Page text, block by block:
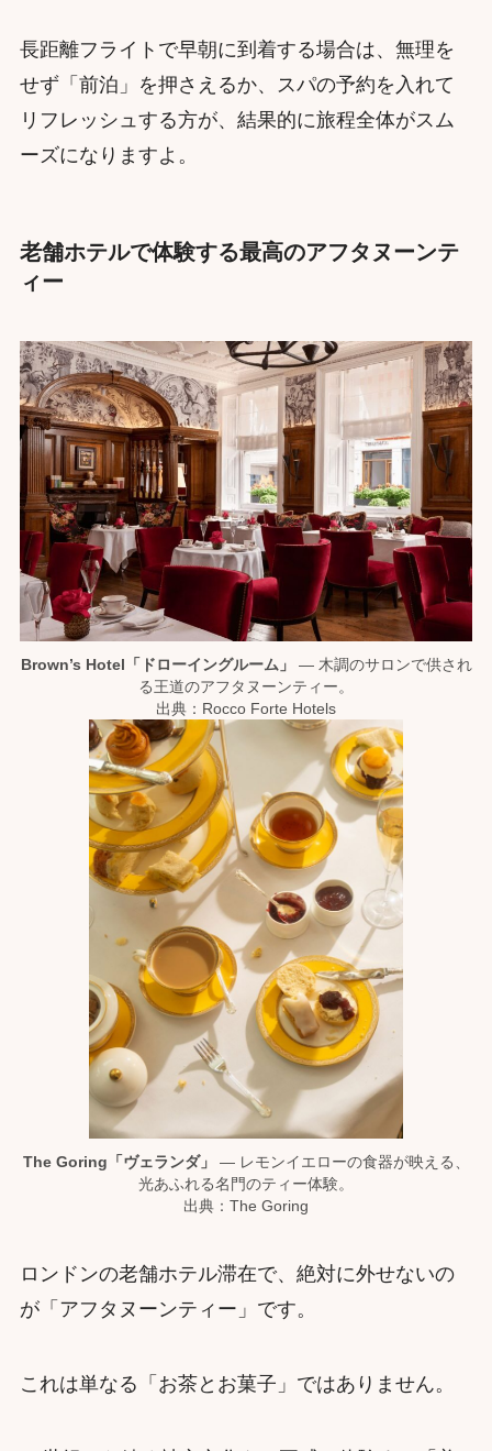
長距離フライトで早朝に到着する場合は、無理を
せず「前泊」を押さえるか、スパの予約を入れて
リフレッシュする方が、結果的に旅程全体がスム
ーズになりますよ。
老舗ホテルで体験する最高のアフタヌーンテ
ィー
Brown’s Hotel「ドローイングルーム」
— 木調のサロンで供され
る王道のアフタヌーンティー。
出典：Rocco Forte Hotels
The Goring「ヴェランダ」
— レモンイエローの食器が映える、
光あふれる名門のティー体験。
出典：The Goring
ロンドンの老舗ホテル滞在で、絶対に外せないの
が「アフタヌーンティー」です。
これは単なる「お茶とお菓子」ではありません。